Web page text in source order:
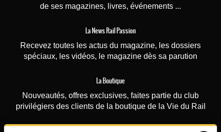
de ses magazines, livres, événements ...
La News Rail Passion
Recevez toutes les actus du magazine, les dossiers
spéciaux, les vidéos, le magazine dès sa parution
La Boutique
Nouveautés, offres exclusives, faites partie du club
privilégiers des clients de la boutique de la Vie du Rail